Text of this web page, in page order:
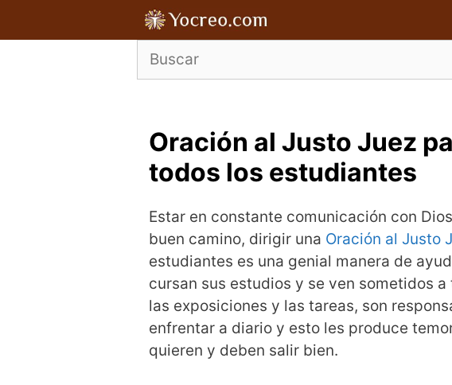
Oración al Justo Juez
todos los estudiantes
Estar en constante comunicación con
buen camino, dirigir una Oración al Justo
estudiantes es una genial manera de
cursan sus estudios y se ven sometidos
las exposiciones y las tareas, son
enfrentar a diario y esto les produce
quieren y deben salir bien.